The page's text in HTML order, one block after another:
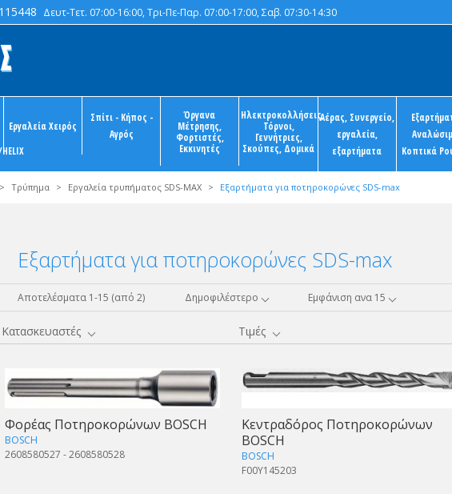
Δευτ-Τετ. 07:00-16:00, Τρι-Πε-Παρ. 07:00-17:00, Σαβ. 07:30-14:30
Εργαλεία Χειρός
Σπίτι - Κήπος -
Αγρός
Όργανα
Μέτρησης,
Φορτιστές,
Εκκινητές
Ηλεκτροκολλήσεις,
Τόρνοι,
Γεννήτριες,
Σκούπες, Δομικά
Αέρας, Συνεργείο,
εργαλεία,
εξαρτήματα
Κοπτικά
> Τρύπημα > Εργαλεία τρυπήματος SDS-MAX > Εξαρτήματα για ποτηροκορώνες SDS-max
Εξαρτήματα για ποτηροκορώνες SDS-max
Αποτελέσματα 1-15 (από 2) Δημοφιλέστερο Εμφάνιση ανα 15
Κατασκευαστές Τιμές
Φορέας Ποτηροκορώνων BOSCH
BOSCH
2608580527 - 2608580528
Κεντραδόρος Ποτηροκορώνων
BOSCH
BOSCH
F00Y145203